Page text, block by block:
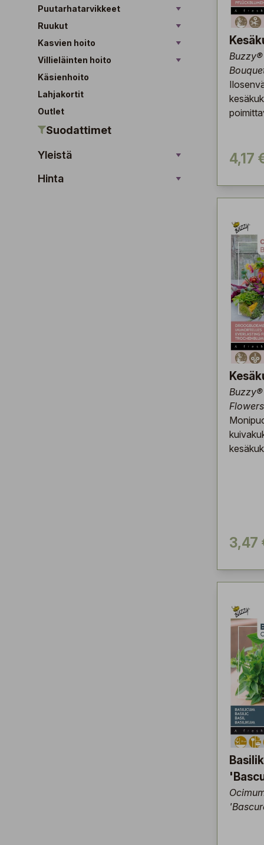
Puutarhatarvikkeet
Ruukut
Kasvien hoito
Villieläinten hoito
Käsienhoito
Lahjakortit
Outlet
Suodattimet
Yleistä
Hinta
4,17
Flowers
3,47